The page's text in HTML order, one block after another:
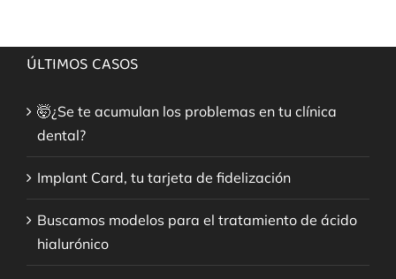
ÚLTIMOS CASOS
🤯¿Se te acumulan los problemas en tu clínica
dental?
Implant Card, tu tarjeta de fidelización
Buscamos modelos para el tratamiento de ácido
hialurónico